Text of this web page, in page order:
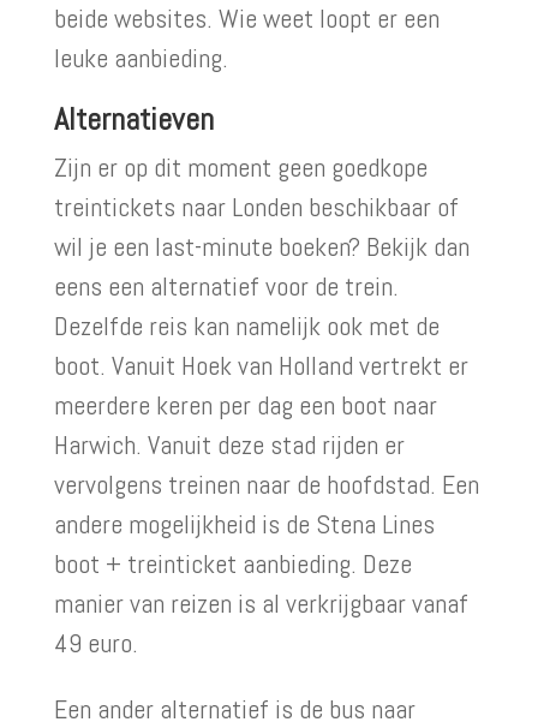
beide websites. Wie weet loopt er een
leuke aanbieding.
Alternatieven
Zijn er op dit moment geen goedkope
treintickets naar Londen beschikbaar of
wil je een last-minute boeken? Bekijk dan
eens een alternatief voor de trein.
Dezelfde reis kan namelijk ook met de
boot. Vanuit Hoek van Holland vertrekt er
meerdere keren per dag een boot naar
Harwich. Vanuit deze stad rijden er
vervolgens treinen naar de hoofdstad. Een
andere mogelijkheid is de Stena Lines
boot + treinticket aanbieding. Deze
manier van reizen is al verkrijgbaar vanaf
49 euro.
Een ander alternatief is de bus naar